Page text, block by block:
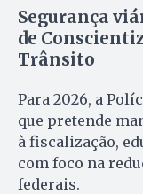
Segurança
de
Trânsito
Para 2026, a
que pretende
à fiscalização,
com foco na
federais.